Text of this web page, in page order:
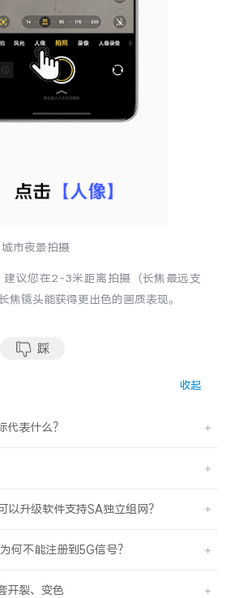
市夜景拍摄
建议您在2-3米距离拍摄（长焦最远支
焦镜头能获得更出色的画质表现。
踩
收起
代表什么？
以升级软件支持SA独立组网？
何不能注册到5G信号？
开裂、变色